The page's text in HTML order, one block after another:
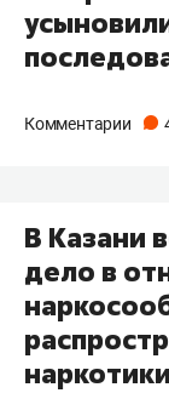
Комментарии
В Казани
дело в